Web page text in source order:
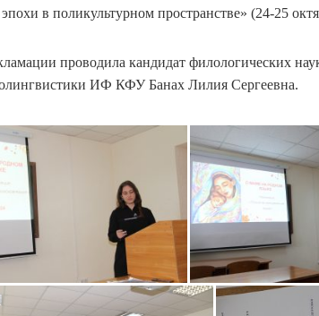
в поликультурном пространстве» (24-25
проводила кандидат филологических
ИФ КФУ Банах Лилия Сергеевна.